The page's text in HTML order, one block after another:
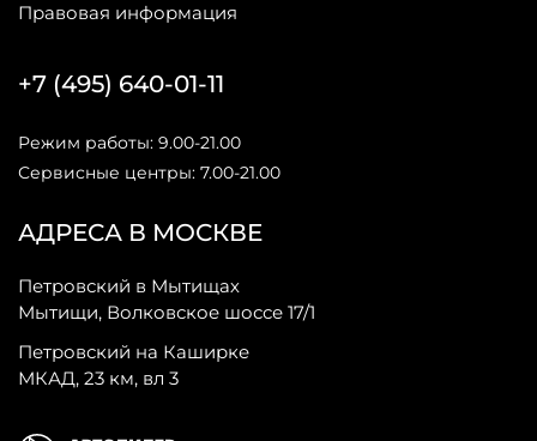
Правовая информация
АДРЕСА В МОСКВЕ
Петровский в Мытищах
Мытищи, Волковское шоссе 17/1
Петровский на Каширке
МКАД, 23 км, вл 3
+7 (495) 640-01-11
Режим работы: 9.00-21.00
Сервисные центры: 7.00-21.00